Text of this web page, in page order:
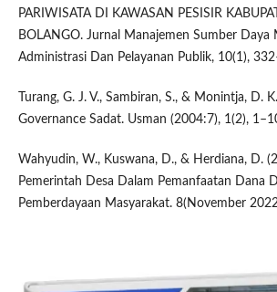
PARIWISATA DI KAWASAN PESISIR
BOLANGO. Jurnal Manajemen Sumber Daya
Administrasi Dan Pelayanan Publik, 10(1),
Turang, G. J. V., Sambiran, S., & Monintja, D.
Governance Sadat. Usman (2004:7), 1(2),
Wahyudin, W., Kuswana, D., & Herdiana, D.
Pemerintah Desa Dalam Pemanfaatan Dana
Pemberdayaan Masyarakat. 8(November